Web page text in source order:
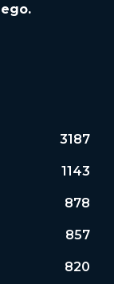
3187
1143
878
857
820